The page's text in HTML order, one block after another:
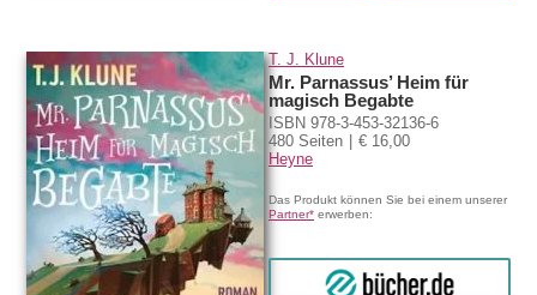
T. J. Klune
Mr. Parnassus’ Heim für
magisch Begabte
ISBN 978-3-453-32136-6
480 Seiten
€ 16,00
Heyne
Das Produkt können Sie bei einem unserer
Partner* erwerben:
bücher.de